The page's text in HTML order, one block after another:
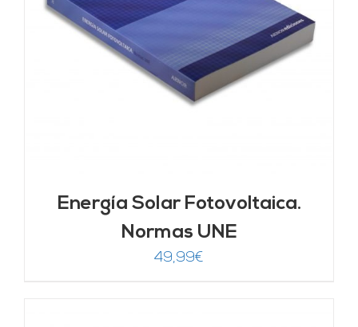
Energía Solar Fotovoltaica.
Normas UNE
49,99€